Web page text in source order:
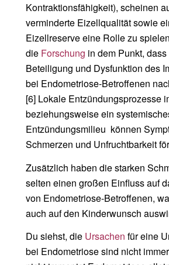
Kontraktionsfähigkeit), scheinen
verminderte Eizellqualität sowie
Eizellreserve eine Rolle zu
die Forschung in dem Punkt,
Beteiligung und Dysfunktion des
bei Endometriose-Betroffenen
[6] Lokale Entzündungsprozesse
beziehungsweise ein
Entzündungsmilieu können
Schmerzen und Unfruchtbarkeit
Zusätzlich haben die starken
selten einen großen Einfluss auf
von Endometriose-Betroffenen,
auch auf den Kinderwunsch
Du siehst, die Ursachen für eine
bei Endometriose sind nicht